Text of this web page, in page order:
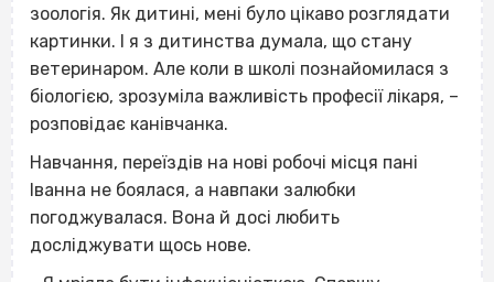
зоологія. Як дитині, мені було цікаво розглядати
картинки. І я з дитинства думала, що стану
ветеринаром. Але коли в школі познайомилася з
біологією, зрозуміла важливість професії лікаря, –
розповідає канівчанка.
Навчання, переїздів на нові робочі місця пані
Іванна не боялася, а навпаки залюбки
погоджувалася. Вона й досі любить
досліджувати щось нове.